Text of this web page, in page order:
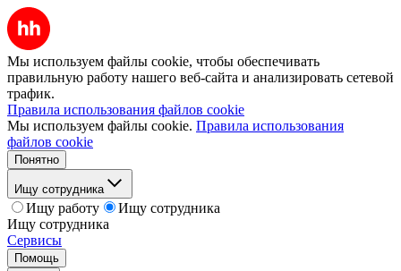
Мы используем файлы cookie, чтобы обеспечивать
правильную работу нашего веб-сайта и анализировать сетевой
трафик.
Правила использования файлов cookie
Мы используем файлы cookie. Правила использования
файлов cookie
Понятно
Ищу сотрудника
Ищу работу
Ищу сотрудника
Ищу сотрудника
Сервисы
Помощь